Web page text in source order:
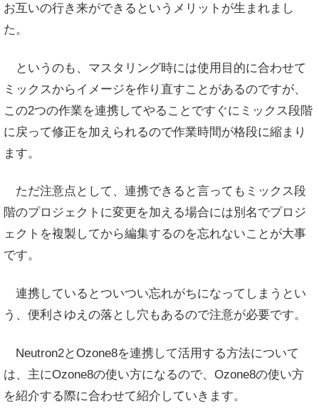
お互いの行き来ができるというメリットが生まれまし
た。
というのも、マスタリング時には使用目的に合わせて
ミックスからイメージを作り直すことがあるのですが、
この2つの作業を連携してやることですぐにミックス段階
に戻って修正を加えられるので作業時間が格段に縮まり
ます。
ただ注意点として、連携できると言ってもミックス段
階のプロジェクトに変更を加える場合には別名でプロジ
ェクトを複製してから編集するのを忘れないことが大事
です。
連携しているとついつい忘れがちになってしまうとい
う、便利さゆえの落とし穴もあるので注意が必要です。
Neutron2とOzone8を連携して活用する方法について
は、主にOzone8の使い方になるので、Ozone8の使い方
を紹介する際に合わせて紹介していきます。